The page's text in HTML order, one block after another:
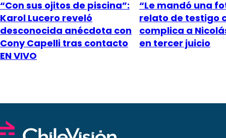
“Con sus ojitos de piscina”:
Karol Lucero reveló
desconocida anécdota con
Cony Capelli tras contacto
EN VIVO
“Le mandó una
relato de testigo
complica a
en tercer juicio